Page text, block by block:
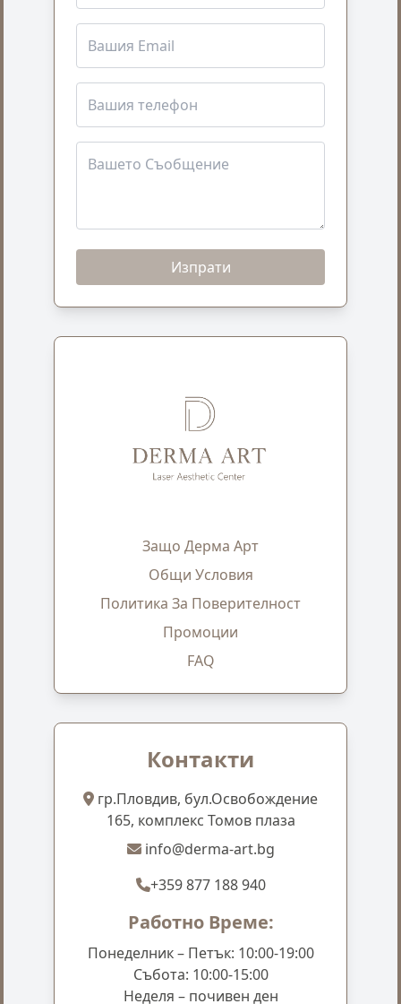
Изпрати
Защо Дерма Арт
Общи Условия
Политика За Поверителност
Промоции
FAQ
Контакти
гр.Пловдив, бул.Освобождение
165, комплекс Томов плаза
info@derma-art.bg
+359 877 188 940
Работно Време:
Понеделник – Петък: 10:00-19:00
Събота: 10:00-15:00
Неделя – почивен ден